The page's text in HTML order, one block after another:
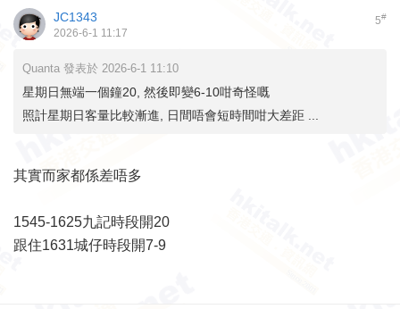
5#
JC1343
2026-6-1 11:17
Quanta 發表於 2026-6-1 11:10
星期日無端一個鐘20, 然後即變6-10咁奇怪嘅
照計星期日客量比較漸進, 日間唔會短時間咁大差距 ...
其實而家都係差唔多
1545-1625九記時段開20
跟住1631城仔時段開7-9